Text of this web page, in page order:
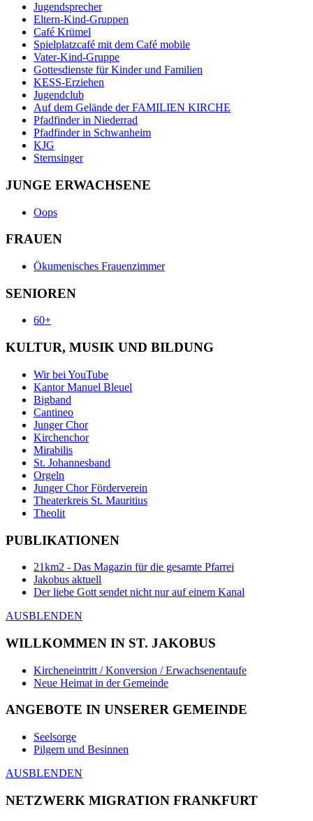
Jugendsprecher
Eltern-Kind-Gruppen
Café Krümel
Spielplatzcafé mit dem Café mobile
Vater-Kind-Gruppe
Gottesdienste für Kinder und Familien
KESS-Erziehen
Jugendclub
Auf dem Gelände der FAMILIEN KIRCHE
Pfadfinder in Niederrad
Pfadfinder in Schwanheim
KJG
Sternsinger
JUNGE ERWACHSENE
Oops
FRAUEN
Ökumenisches Frauenzimmer
SENIOREN
60+
KULTUR, MUSIK UND BILDUNG
Wir bei YouTube
Kantor Manuel Bleuel
Bigband
Cantineo
Junger Chor
Kirchenchor
Mirabilis
St. Johannesband
Orgeln
Junger Chor Förderverein
Theaterkreis St. Mauritius
Theolit
PUBLIKATIONEN
21km2 - Das Magazin für die gesamte Pfarrei
Jakobus aktuell
Der liebe Gott sendet nicht nur auf einem Kanal
AUSBLENDEN
WILLKOMMEN IN ST. JAKOBUS
Kircheneintritt / Konversion / Erwachsenentaufe
Neue Heimat in der Gemeinde
ANGEBOTE IN UNSERER GEMEINDE
Seelsorge
Pilgern und Besinnen
AUSBLENDEN
NETZWERK MIGRATION FRANKFURT